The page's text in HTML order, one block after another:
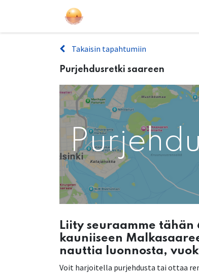
Takaisin tapahtumiin
Purjehdusretki saareen
Liity seuraamme
kauniiseen
nauttia luonnosta,
Voit harjoitella purjehdusta tai ottaa